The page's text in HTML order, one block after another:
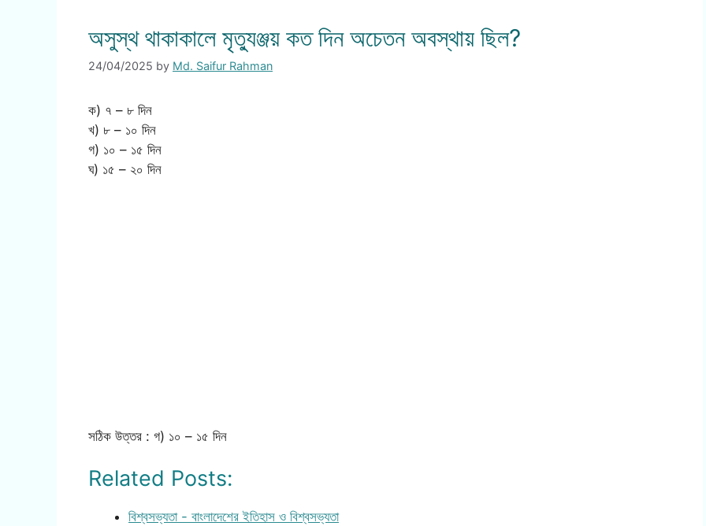
অসুস্থ থাকাকালে মৃত্যুঞ্জয় কত দিন অচেতন অবস্থায় ছিল?
24/04/2025 by Md. Saifur Rahman
ক) ৭ – ৮ দিন
খ) ৮ – ১০ দিন
গ) ১০ – ১৫ দিন
ঘ) ১৫ – ২০ দিন
সঠিক উত্তর : গ) ১০ – ১৫ দিন
Related Posts:
বিশ্বসভ্যতা - বাংলাদেশের ইতিহাস ও বিশ্বসভ্যতা